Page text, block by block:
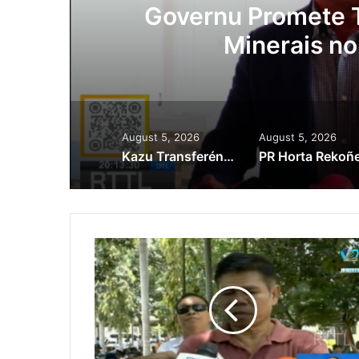
Governu Promete Tau
Minerais no Setór
August 5, 2026
Kazu Transferénsia Osan Millaun 42 Husi Singapura, Advogadu Sei Halo Rekursu
August 5, 2026